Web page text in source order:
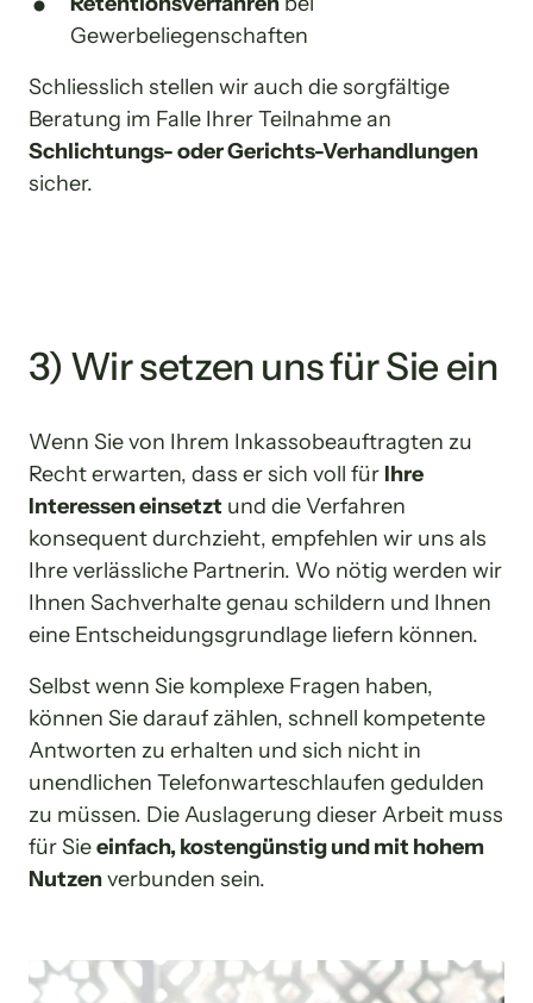
Gewerbeliegenschaften
Schliesslich stellen wir auch die sorgfältige
Schlichtungs- oder Gerichts-Verhandlungen
sicher.
3) Wir setzen uns für Sie ein
Wenn Sie von Ihrem Inkassobeauftragten zu
Recht erwarten, dass er sich voll für Ihre
Interessen einsetzt und die Verfahren
konsequent durchzieht, empfehlen wir uns als
Ihre verlässliche Partnerin. Wo nötig werden wir
Ihnen Sachverhalte genau schildern und Ihnen
eine Entscheidungsgrundlage liefern können.
Selbst wenn Sie komplexe Fragen haben,
können Sie darauf zählen, schnell kompetente
Antworten zu erhalten und sich nicht in
unendlichen Telefonwarteschlaufen gedulden
zu müssen. Die Auslagerung dieser Arbeit muss
für Sie einfach, kostengünstig und mit hohem
Nutzen verbunden sein.